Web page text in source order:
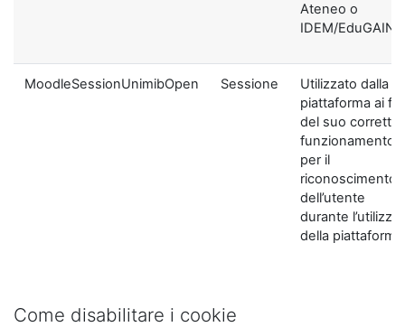
Ateneo o
IDEM/EduGAIN
MoodleSessionUnimibOpen Sessione
Utilizzato dalla
piattaforma ai fini
del suo corretto
funzionamento
per il
riconoscimento
dell’utente
durante l’utilizzo
della
Come disabilitare i cookie